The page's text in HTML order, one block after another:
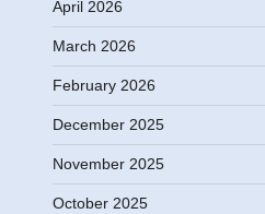
April 2026
March 2026
February 2026
December 2025
November 2025
October 2025